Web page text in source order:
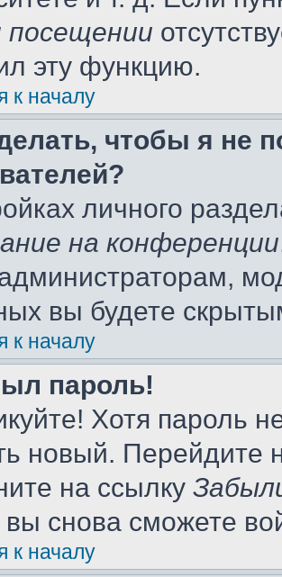
посещении
эту функцию.
к началу
чтобы я не
личного
на конференции
вы будете
к началу
пароль!
Хотя пароль
новый. Перейдите
на ссылку
вы снова сможете
к началу